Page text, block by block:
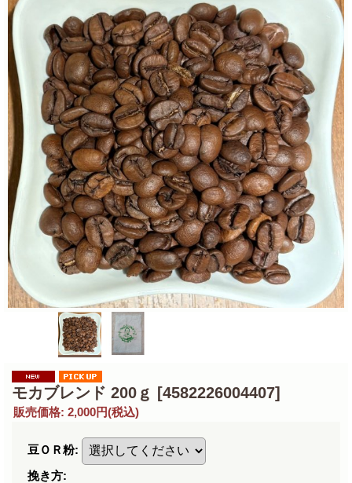
モカブレンド 200ｇ [4582226004407]
販売価格: 2,000円(税込)
豆ＯＲ粉:
挽き方: